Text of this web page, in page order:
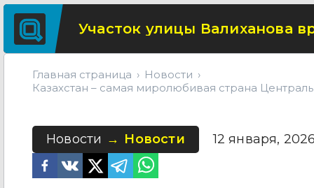
Участок улицы Валиханова
Главная страница
Новости
Казахстан – самая миролюбивая страна
Новости Новости 12 января, 2026